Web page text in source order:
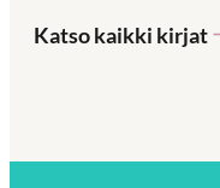
Katso kaikki kirjat